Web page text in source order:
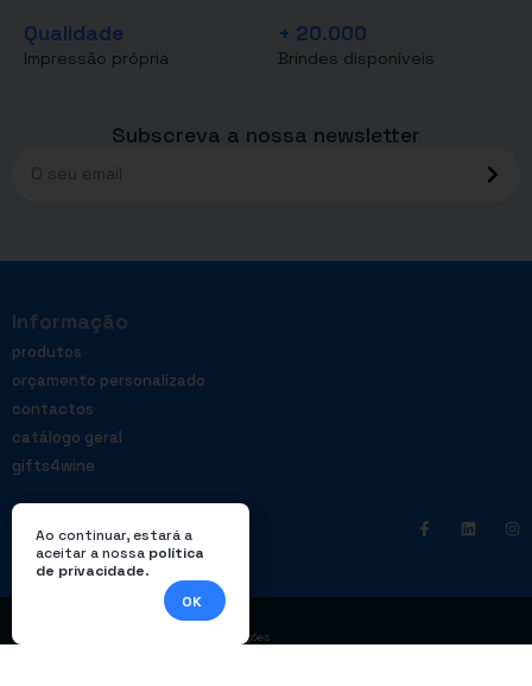
Qualidade
Impressão própria
+ 20.000
Brindes disponíveis
Subscreva a nossa newsletter
Informação
produtos
orçamento personalizado
contactos
catálogo geral
gifts4wine
Livro de reclamações
Ao continuar, estará a
aceitar a nossa política
de privacidade.
OK